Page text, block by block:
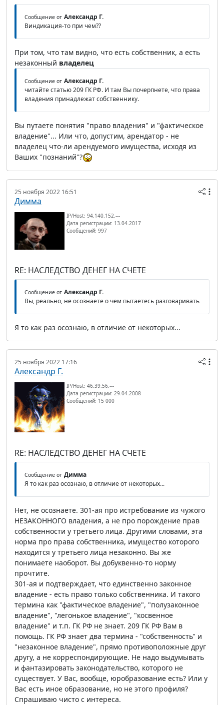
Сообщение от Александр Г.
Виндикация-то при чем??
При том, что там видно, что есть собственник, а есть
незаконный владелец
Сообщение от Александр Г.
читайте статью 209 ГК РФ. И там Вы почерпнете, что права
владения принадлежат собственнику.
Вы путаете понятия "право владения" и "фактическое
владение"... Или что, допустим, арендатор - не
владелец что-ли арендуемого имущества, исходя из
Ваших "познаний"?
25 ноября 2022 16:51
Димма
IP/Host: 94.140.152.---
Дата регистрации: 13.04.2017
Сообщений: 997
RE: НАСЛЕДСТВО ДЕНЕГ НА СЧЕТЕ
Сообщение от Александр Г.
Вы, реально, не осознаете о чем пытаетесь разговаривать
Я то как раз осознаю, в отличие от некоторых...
25 ноября 2022 17:16
Александр Г.
IP/Host: 46.39.56.---
Дата регистрации: 29.04.2008
Сообщений: 15 000
RE: НАСЛЕДСТВО ДЕНЕГ НА СЧЕТЕ
Сообщение от Димма
Я то как раз осознаю, в отличие от некоторых...
Нет, не осознаете. 301-ая про истребование из чужого
НЕЗАКОННОГО владения, а не про порождение прав
собственности у третьего лица. Другими словами, эта
норма про права собственника, имущество которого
находится у третьего лица незаконно. Вы же
понимаете наоборот. Вы добуквенно-то норму
прочтите.
301-ая и подтверждает, что единственно законное
владение - есть право только собственника. И такого
термина как "фактическое владение", "полузаконное
владение", "легонькое владение", "косвенное
владение" и т.п. ГК РФ не знает. 209 ГК РФ Вам в
помощь. ГК РФ знает два термина - "собственность" и
"незаконное владение", прямо противоположные друг
другу, а не корреспондирующие. Не надо выдумывать
и фантазировать законодательство, которого не
существует. У Вас, вообще, юробразование есть? Или у
Вас есть иное образование, но не этого профиля?
Спрашиваю чисто с интереса.